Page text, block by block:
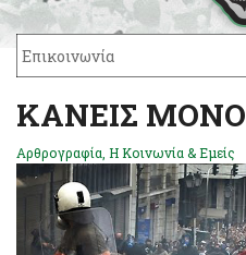
KANEIΣ
Αρθρογραφία Η Κοινωνία & Εμείς